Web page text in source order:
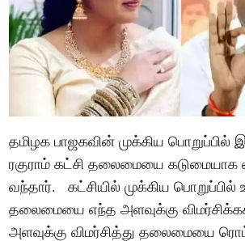
தமிழக பாஜகவின் முக்கிய பொறுப்பில்
ரகுராம் கட்சி தலைமையை கடுமையாக
வந்தார். கட்சியில் முக்கிய
தலைமையை எந்த அளவுக்கு
அளவுக்கு விமர்சித்து தலைமையை